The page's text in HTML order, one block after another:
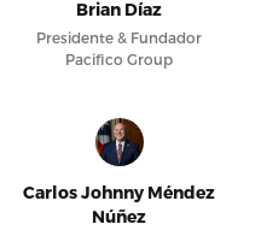
Brian Díaz
Presidente & Fundador
Pacifico Group
Carlos Johnny Méndez
Núñez